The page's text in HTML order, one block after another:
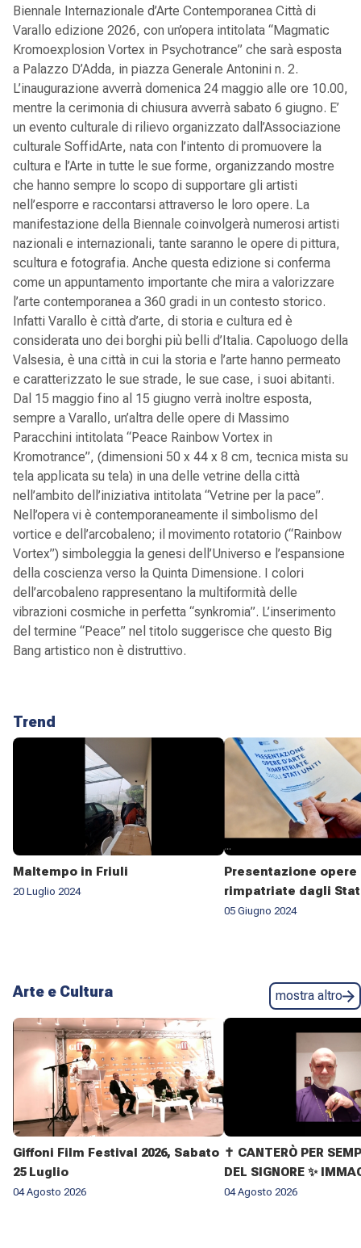
Biennale Internazionale d’Arte Contemporanea Città di
Varallo edizione 2026, con un’opera intitolata “Magmatic
Kromoexplosion Vortex in Psychotrance” che sarà esposta
a Palazzo D’Adda, in piazza Generale Antonini n. 2.
L’inaugurazione avverrà domenica 24 maggio alle ore 10.00,
mentre la cerimonia di chiusura avverrà sabato 6 giugno. E’
un evento culturale di rilievo organizzato dall’Associazione
culturale SoffidArte, nata con l’intento di promuovere la
cultura e l’Arte in tutte le sue forme, organizzando mostre
che hanno sempre lo scopo di supportare gli artisti
nell’esporre e raccontarsi attraverso le loro opere. La
manifestazione della Biennale coinvolgerà numerosi artisti
nazionali e internazionali, tante saranno le opere di pittura,
scultura e fotografia. Anche questa edizione si conferma
come un appuntamento importante che mira a valorizzare
l’arte contemporanea a 360 gradi in un contesto storico.
Infatti Varallo è città d’arte, di storia e cultura ed è
considerata uno dei borghi più belli d’Italia. Capoluogo della
Valsesia, è una città in cui la storia e l’arte hanno permeato
e caratterizzato le sue strade, le sue case, i suoi abitanti.
Dal 15 maggio fino al 15 giugno verrà inoltre esposta,
sempre a Varallo, un’altra delle opere di Massimo
Paracchini intitolata “Peace Rainbow Vortex in
Kromotrance”, (dimensioni 50 x 44 x 8 cm, tecnica mista su
tela applicata su tela) in una delle vetrine della città
nell’ambito dell’iniziativa intitolata “Vetrine per la pace”.
Nell’opera vi è contemporaneamente il simbolismo del
vortice e dell’arcobaleno; il movimento rotatorio (“Rainbow
Vortex”) simboleggia la genesi dell’Universo e l’espansione
della coscienza verso la Quinta Dimensione. I colori
dell’arcobaleno rappresentano la multiformità delle
vibrazioni cosmiche in perfetta “synkromia”. L’inserimento
del termine “Peace” nel titolo suggerisce che questo Big
Bang artistico non è distruttivo.
Trend
Maltempo in Friuli
20 Luglio 2024
Presentazione
rimpatriate dagli
05 Giugno 2024
Arte e Cultura mostra altro
Giffoni Film Festival 2026, Sabato
25 Luglio
04 Agosto 2026
✝️ CANTERÒ PER
DEL SIGNORE ✨
VITA
04 Agosto 2026